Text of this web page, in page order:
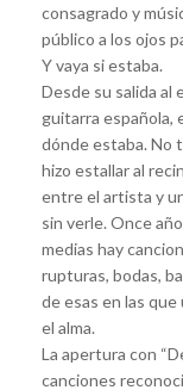
consagrado y
público a los ojos
Y vaya si estaba.
Desde su salida al
guitarra
dónde estaba. No
hizo estallar al
entre el artista y
sin verle. Once
medias hay
rupturas, bodas,
de esas en las
el alma.
La apertura con
canciones